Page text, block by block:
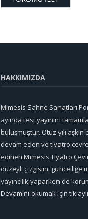
HAKKIMIZDA
Mimesis Sahne Sanatları
ayında test yayınını
buluşmuştur. Otuz yılı aşkın
devam eden ve tiyatro
edinen Mimesis Tiyatro
düzeyli çizgisini, güncelliğe
yayıncılık yaparken de
Devamını okumak için